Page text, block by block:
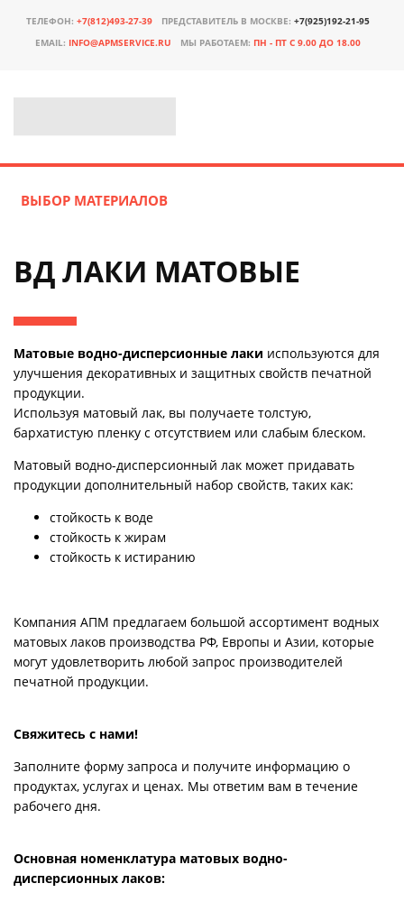
ТЕЛЕФОН: +7(812)493-27-39 ПРЕДСТАВИТЕЛЬ В МОСКВЕ: +7(925)192-21-95
EMAIL: INFO@APMSERVICE.RU МЫ РАБОТАЕМ: ПН - ПТ С 9.00 ДО 18.00
ВЫБОР МАТЕРИАЛОВ
ВД ЛАКИ МАТОВЫЕ
Матовые водно-дисперсионные лаки используются для
улучшения декоративных и защитных свойств печатной
продукции.
Используя матовый лак, вы получаете толстую,
бархатистую пленку с отсутствием или слабым блеском.
Матовый водно-дисперсионный лак может придавать
продукции дополнительный набор свойств, таких как:
стойкость к воде
стойкость к жирам
стойкость к истиранию
Компания АПМ предлагаем большой ассортимент водных
матовых лаков производства РФ, Европы и Азии, которые
могут удовлетворить любой запрос производителей
печатной продукции.
Свяжитесь с нами!
Заполните форму запроса и получите информацию о
продуктах, услугах и ценах. Мы ответим вам в течение
рабочего дня.
Основная номенклатура матовых водно-
дисперсионных лаков: